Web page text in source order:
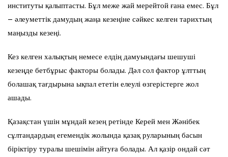
институты қалыптасты. Бұл меже жай мерейтой ғана емес. Бұл
– әлеуметтік дамудың жаңа кезеңіне сәйкес келген тарихтың
маңызды кезеңі.
Кез келген халықтың немесе елдің дамуындағы шешуші
кезеңде бетбұрыс факторы болады. Дәл сол фактор ұлттың
болашақ тағдырына ықпал ететін елеулі өзгерістерге жол
ашады.
Қазақстан үшін мұндай кезең ретінде Керей мен Жәнібек
сұлтандардың егемендік жолында қазақ руларының басын
біріктіру туралы шешімін айтуға болады. Ал қазір ондай сәт